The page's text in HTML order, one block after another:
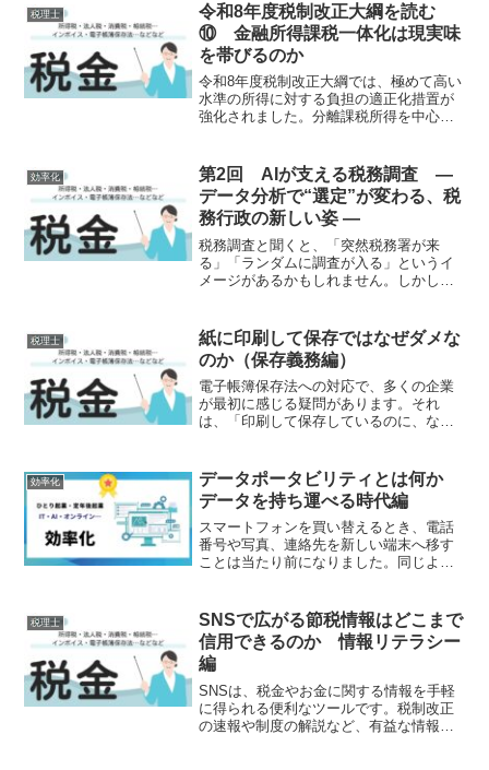
税理士
令和8年度税制改正大綱を読む
⑩ 金融所得課税一体化は現実味
を帯びるのか
令和8年度税制改正大綱では、極めて高い
水準の所得に対する負担の適正化措置が
強化されました。分離課税所得を中心と
得課税の「一体化」そのものではありま
せん。それでは、金融所...
効率化
第2回 AIが支える税務調査 ―
データ分析で“選定”が変わる、税
務行政の新しい姿 ―
税務調査と聞くと、「突然税務署が来
る」「ランダムに調査が入る」というイ
メージがあるかもしれません。しかし実
税務署では膨大な申告データや取引情報
を分析し、「どの事業者を優...
税理士
紙に印刷して保存ではなぜダメな
のか（保存義務編）
電子帳簿保存法への対応で、多くの企業
が最初に感じる疑問があります。それ
は、「印刷して保存しているのに、なぜ
じるハンコを押すキャビネットで管理す
るという文化が続いてきまし...
効率化
データポータビリティとは何か
データを持ち運べる時代編
スマートフォンを買い替えるとき、電話
番号や写真、連絡先を新しい端末へ移す
ことは当たり前になりました。同じよう
仕組みが重要視されるようになっていま
す。この考え方を「データ...
税理士
SNSで広がる節税情報はどこまで
信用できるのか 情報リテラシー
編
SNSは、税金やお金に関する情報を手軽
に得られる便利なツールです。税制改正
の速報や制度の解説など、有益な情報を